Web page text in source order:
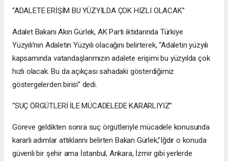
“ADALETE ERİŞİM BU YÜZYILDA ÇOK HIZLI OLACAK”
Adalet Bakanı Akın Gürlek, AK Parti iktidarında Türkiye
Yüzyılı’nın Adaletin Yüzyılı olacağını belirterek, “Adaletin yüzyılı
kapsamında vatandaşlarımızın adalete erişimi bu yüzyılda çok
hızlı olacak. Bu da açıkçası sahadaki gösterdiğimiz
göstergelerden birisi” dedi.
“SUÇ ÖRGÜTLERİ İLE MÜCADELEDE KARARLIYIZ”
Göreve geldikten sonra suç örgütleriyle mücadele konusunda
kararlı adımlar attıklarını belirten Bakan Gürlek,”Iğdır o konuda
güvenli bir şehir ama İstanbul, Ankara, İzmir gibi yerlerde